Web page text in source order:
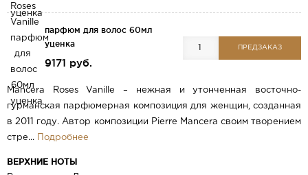
парфюм для волос 60мл
уценка
9171 руб.
ПРЕДЗАКАЗ
Mancera Roses Vanille – нежная и утонченная восточно-
гурманская парфюмерная композиция для женщин, созданная
в 2011 году. Автор композиции Pierre Mancera своим творением
стре... Подробнее
ВЕРХНИЕ НОТЫ